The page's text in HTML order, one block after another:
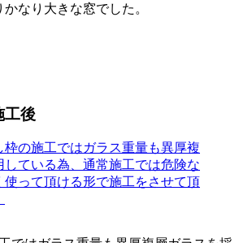
なり大きな窓でした。
後